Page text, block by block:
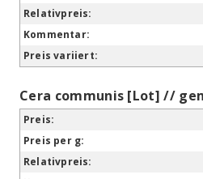
Cera communis [Lot] //